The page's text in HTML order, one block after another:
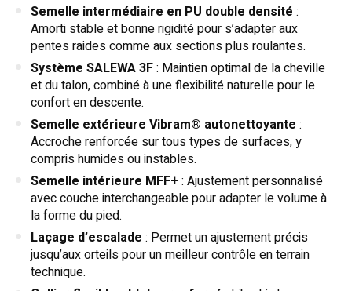
Semelle intermédiaire en PU double densité :
Amorti stable et bonne rigidité pour s’adapter aux
pentes raides comme aux sections plus roulantes.
Système SALEWA 3F: Maintien optimal de la cheville
et du talon, combiné à une flexibilité naturelle pour le
confort en descente.
Semelle extérieure Vibram® autonettoyante :
Accroche renforcée sur tous types de surfaces, y
compris humides ou instables.
Semelle intérieure MFF+ : Ajustement personnalisé
avec couche interchangeable pour adapter le volume à
la forme du pied.
Laçage d’escalade : Permet un ajustement précis
jusqu’aux orteils pour un meilleur contrôle en terrain
technique.